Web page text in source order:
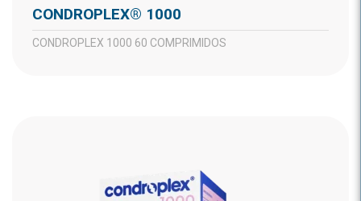
CONDROPLEX® 1000
CONDROPLEX 1000 60 COMPRIMIDOS